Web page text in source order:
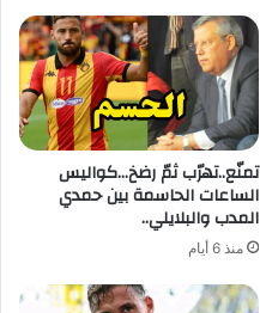
تمنّع..تهرّب ثمّ رضخ…كواليس
الساعات الحاسمة بين حمدي
المدب والبلايلي..
منذ 6 أيام